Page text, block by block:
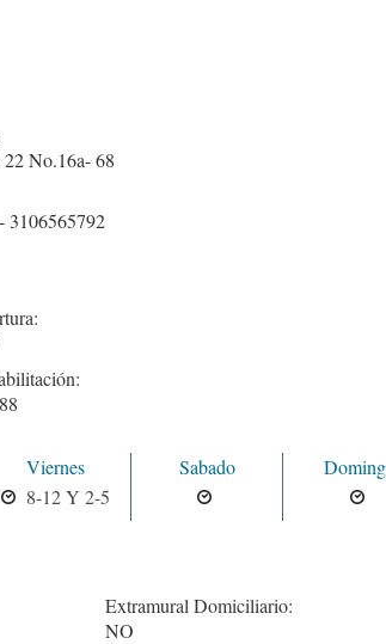
22 No.16a- 68
3106565792
Viernes
8-12 Y 2-5
Sabado
Extramural Domiciliario:
NO